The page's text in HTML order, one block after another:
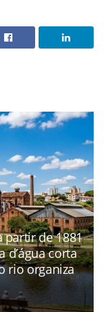
partir de 1881
corta
rio organiza